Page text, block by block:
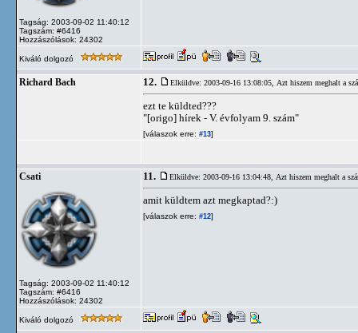
Tagság: 2003-09-02 11:40:12
Tagszám: #6416
Hozzászólások: 24302
Kiváló dolgozó
Richard Bach 12. Elküldve: 2003-09-16 13:08:05, Azt hiszem meghalt a
ezt te küldted???
"[origo] hírek - V. évfolyam 9. szám"
[válaszok erre: #13]
Csati
Tagság: 2003-09-02 11:40:12
Tagszám: #6416
Hozzászólások: 24302
11. Elküldve: 2003-09-16 13:04:48, Azt hiszem meghalt a
amit küldtem azt megkaptad?:)
[válaszok erre: #12]
Kiváló dolgozó